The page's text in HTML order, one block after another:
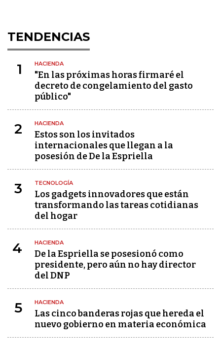
TENDENCIAS
1 HACIENDA
"En las próximas horas firmaré el
decreto de congelamiento del gasto
público"
2 HACIENDA
Estos son los invitados
internacionales que llegan a la
posesión de De la Espriella
3 TECNOLOGÍA
Los gadgets innovadores que están
transformando las tareas cotidianas
del hogar
4 HACIENDA
De la Espriella se posesionó como
presidente, pero aún no hay director
del DNP
5 HACIENDA
Las cinco banderas rojas que hereda el
nuevo gobierno en materia económica